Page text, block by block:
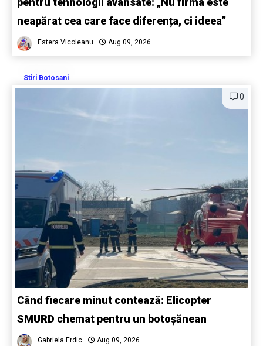
neapărat cea care face diferența, ci ideea”
Estera Vicoleanu Aug 09, 2026
Stiri Botosani
0
Când fiecare minut contează: Elicopter
SMURD chemat pentru un botoșănean
Gabriela Erdic Aug 09, 2026